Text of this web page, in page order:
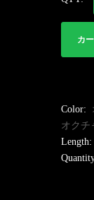
カ
Color:
オクチ
Length: